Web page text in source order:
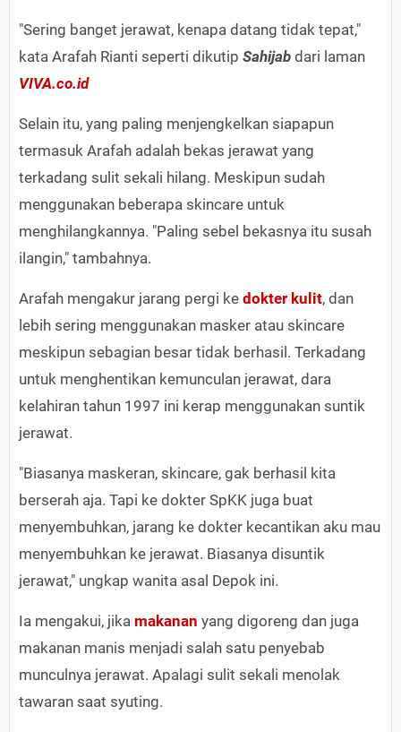
"Sering banget jerawat, kenapa datang tidak tepat,"
kata Arafah Rianti seperti dikutip Sahijab dari laman
VIVA.co.id
Selain itu, yang paling menjengkelkan siapapun
termasuk Arafah adalah bekas jerawat yang
terkadang sulit sekali hilang. Meskipun sudah
menggunakan beberapa skincare untuk
menghilangkannya. "Paling sebel bekasnya itu susah
ilangin," tambahnya.
Arafah mengakur jarang pergi ke dokter kulit, dan
lebih sering menggunakan masker atau skincare
meskipun sebagian besar tidak berhasil. Terkadang
untuk menghentikan kemunculan jerawat, dara
kelahiran tahun 1997 ini kerap menggunakan suntik
jerawat.
"Biasanya maskeran, skincare, gak berhasil kita
berserah aja. Tapi ke dokter SpKK juga buat
menyembuhkan, jarang ke dokter kecantikan aku mau
menyembuhkan ke jerawat. Biasanya disuntik
jerawat," ungkap wanita asal Depok ini.
Ia mengakui, jika makanan yang digoreng dan juga
makanan manis menjadi salah satu penyebab
munculnya jerawat. Apalagi sulit sekali menolak
tawaran saat syuting.